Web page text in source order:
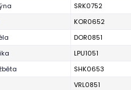
SRK0752
KOR0652
DOR0851
LPU1051
SHK0653
VRL0851